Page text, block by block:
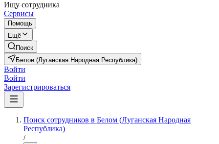
Ищу сотрудника
Сервисы
Помощь
Ещё
Поиск
Белое (Луганская Народная Республика)
Войти
Войти
Зарегистрироваться
Поиск сотрудников в Белом (Луганская Народная
Республика)
/